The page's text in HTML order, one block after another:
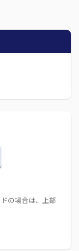
の場合は、上部